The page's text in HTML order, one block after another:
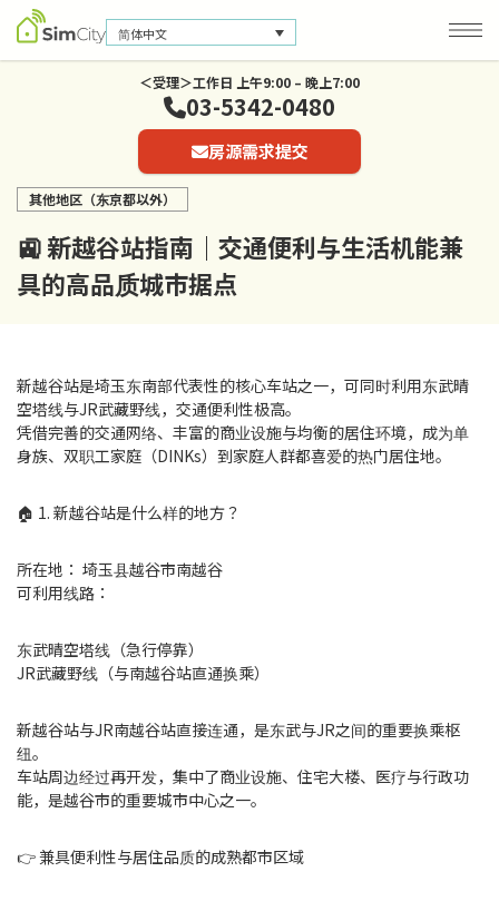
简体中文
隐私保护政策
＜受理＞工作日 上午9:00 – 晚上7:00
03-5342-0480
房源需求提交
其他地区（东京都以外）
🚉 新越谷站指南｜交通便利与生活机能兼
具的高品质城市据点
新越谷站是埼玉东南部代表性的核心车站之一，可同时利用东武晴
空塔线与JR武藏野线，交通便利性极高。
凭借完善的交通网络、丰富的商业设施与均衡的居住环境，成为单
身族、双职工家庭（DINKs）到家庭人群都喜爱的热门居住地。
🏠 1. 新越谷站是什么样的地方？
所在地： 埼玉县越谷市南越谷
可利用线路：
东武晴空塔线（急行停靠）
JR武藏野线（与南越谷站直通换乘）
新越谷站与JR南越谷站直接连通，是东武与JR之间的重要换乘枢
纽。
车站周边经过再开发，集中了商业设施、住宅大楼、医疗与行政功
能，是越谷市的重要城市中心之一。
👉 兼具便利性与居住品质的成熟都市区域